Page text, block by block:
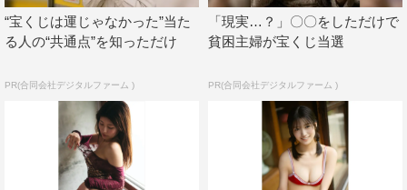
“宝くじは運じゃなかった”当た
る人の“共通点”を知っただけ
PR(合同会社デジタルファーム )
「現実…？」〇〇をしただけで
貧困主婦が宝くじ当選
PR(合同会社デジタルファーム )